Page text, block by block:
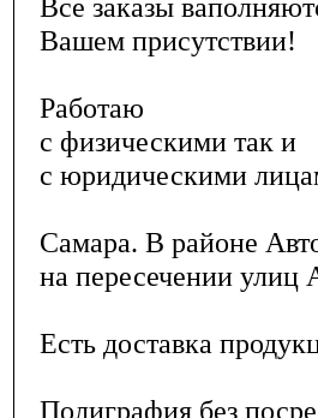
Все заказы
Вашем присутствии!
Работаю
с физическими так и
с юридическими
Самара. В районе
на пересечении
Есть доставка
Полиграфия без